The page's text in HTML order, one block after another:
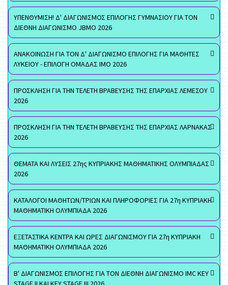
ΥΠΕΝΘΥΜΙΣΗ! Δ' ΔΙΑΓΩΝΙΣΜΟΣ ΕΠΙΛΟΓΗΣ ΓΥΜΝΑΣΙΟΥ ΓΙΑ ΤΟΝ
ΔΙΕΘΝΗ ΔΙΑΓΩΝΙΣΜΟ JBMO 2026
ΑΝΑΚΟΙΝΩΣΗ ΓΙΑ ΤΟΝ Δ' ΔΙΑΓΩΝΙΣΜΟ ΕΠΙΛΟΓΗΣ ΓΙΑ ΜΑΘΗΤΕΣ
ΛΥΚΕΙΟΥ - ΕΠΙΛΟΓΗ ΟΜΑΔΑΣ ΙΜΟ 2026
ΠΡΟΣΚΛΗΣΗ ΓΙΑ ΤΗΝ ΤΕΛΕΤΗ ΒΡΑΒΕΥΣΗΣ ΤΗΣ ΕΠΑΡΧΙΑΣ ΛΕΜΕΣΟΥ
2026
ΠΡΟΣΚΛΗΣΗ ΓΙΑ ΤΗΝ ΤΕΛΕΤΗ ΒΡΑΒΕΥΣΗΣ ΤΗΣ ΕΠΑΡΧΙΑΣ ΛΑΡΝΑΚΑΣ
2026
ΘΕΜΑΤΑ ΚΑΙ ΛΥΣΕΙΣ 27ης ΚΥΠΡΙΑΚΗΣ ΜΑΘΗΜΑΤΙΚΗΣ ΟΛΥΜΠΙΑΔΑΣ
2026
ΚΑΤΑΛΟΓΟΙ ΜΑΘΗΤΩΝ/ΤΡΙΩΝ ΚΑΙ ΠΛΗΡΟΦΟΡΙΕΣ ΓΙΑ 27η ΚΥΠΡΙΑΚΗ
ΜΑΘΗΜΑΤΙΚΗ ΟΛΥΜΠΙΑΔΑ 2026
ΕΞΕΤΑΣΤΙΚΑ ΚΕΝΤΡΑ ΚΑΙ ΩΡΕΣ ΔΙΑΓΩΝΙΣΜΟΥ ΓΙΑ 27η ΚΥΠΡΙΑΚΗ
ΜΑΘΗΜΑΤΙΚΗ ΟΛΥΜΠΙΑΔΑ 2026
Β' ΔΙΑΓΩΝΙΣΜΟΣ ΕΠΙΛΟΓΗΣ ΓΙΑ ΤΟΝ ΔΙΕΘΝΗ ΔΙΑΓΩΝΙΣΜΟ IMC KEY